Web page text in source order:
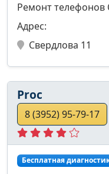
Ремонт телефонов
Адрес:
Свердлова 11
Proc
8 (3952) 95-79-17
Бесплатная